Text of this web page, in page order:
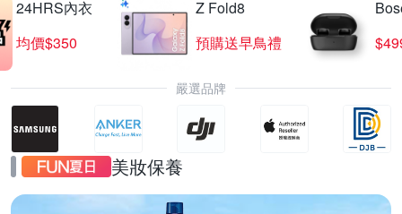
24HRS內衣
均價$350
Z Fold8
預購送早鳥禮
嚴選品牌
美妝保養